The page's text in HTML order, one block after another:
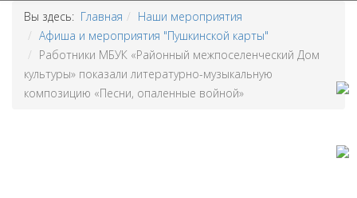
Вы здесь: Главная
Наши мероприятия
Афиша и мероприятия "Пушкинской карты"
Работники МБУК «Районный межпоселенческий Дом
культуры» показали литературно-музыкальную
композицию «Песни, опаленные войной»